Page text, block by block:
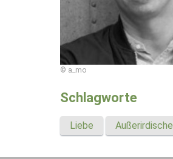
© a_mo
Schlagworte
Liebe Außerirdische